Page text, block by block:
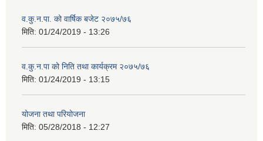
व.कु.न.पा. को वार्षिक बजेट २०७५/७६
मिति: 01/24/2019 - 13:26
व.कु.न.पा को निति तथा कार्यक्रम २०७५/७६
मिति: 01/24/2019 - 13:15
योजना तथा परियोजना
मिति: 05/28/2018 - 12:27